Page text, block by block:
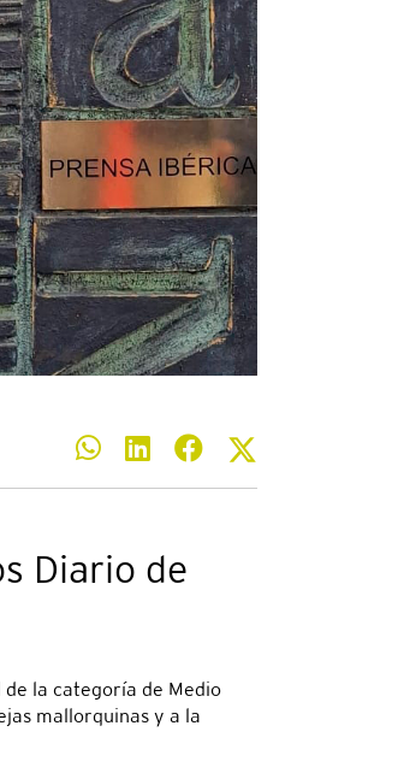
Diario de
la categoría de Medio
mallorquinas y a la